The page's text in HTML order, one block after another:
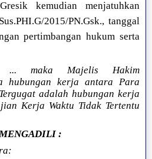
kemudian menjatuhkan
2015/PN.Gsk., tanggal
pertimbangan hukum serta
... maka Majelis Hakim
hubungan kerja antara Para
adalah hubungan kerja
Kerja Waktu Tidak Tertentu
: